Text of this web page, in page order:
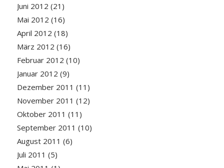
Juni 2012 (21)
Mai 2012 (16)
April 2012 (18)
März 2012 (16)
Februar 2012 (10)
Januar 2012 (9)
Dezember 2011 (11)
November 2011 (12)
Oktober 2011 (11)
September 2011 (10)
August 2011 (6)
Juli 2011 (5)